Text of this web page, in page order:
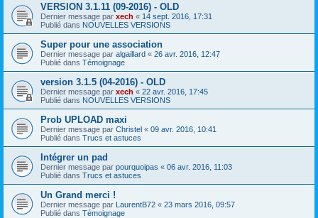
VERSION 3.1.11 (09-2016) - OLD
Dernier message par xech « 14 sept. 2016, 17:31
Publié dans NOUVELLES VERSIONS
Super pour une association
Dernier message par algaillard « 26 avr. 2016, 12:47
Publié dans Témoignage
version 3.1.5 (04-2016) - OLD
Dernier message par xech « 22 avr. 2016, 17:45
Publié dans NOUVELLES VERSIONS
Prob UPLOAD maxi
Dernier message par Christel « 09 avr. 2016, 10:41
Publié dans Trucs et astuces
Intégrer un pad
Dernier message par pourquoipas « 06 avr. 2016, 11:03
Publié dans Trucs et astuces
Un Grand merci !
Dernier message par LaurentB72 « 23 mars 2016, 09:57
Publié dans Témoignage